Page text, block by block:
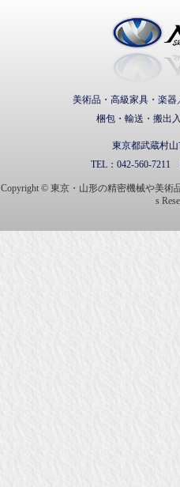
美術品・高級家具・楽
梱包・輸送・搬出
東京都武蔵村
TEL： 042-560-7211
Copyright © 東京・山形の精密機械や美術
s